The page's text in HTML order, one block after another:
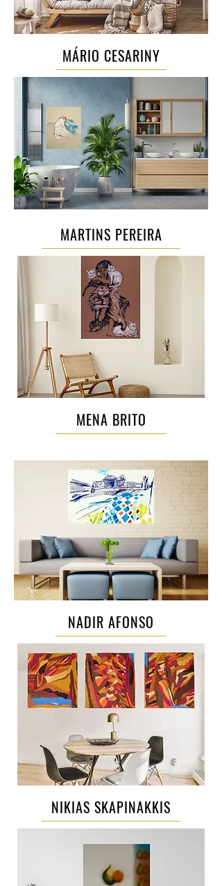
MÁRIO CESARINY
MARTINS PEREIRA
MENA BRITO
NADIR AFONSO
NIKIAS SKAPINAKKIS